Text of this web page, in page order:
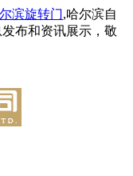
滨旋转门,哈尔滨自
布和资讯展示，敬